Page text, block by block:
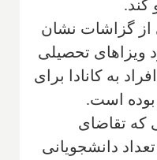
کند.
از گزاشات نشان
ویزاهای تحصیلی
به کانادا برای
است.
که تقاضای
دانشجویانی